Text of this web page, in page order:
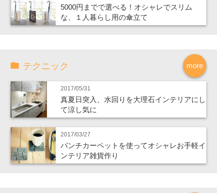
5000円までで選べる！オシャレでスリム
な、１人暮らし用の傘立て
more
テクニック
2017/05/31
真夏日突入、水回りを大理石インテリアにし
て涼し気に
2017/03/27
パンチカーペットを使ってオシャレお手軽イ
ンテリア雑貨作り